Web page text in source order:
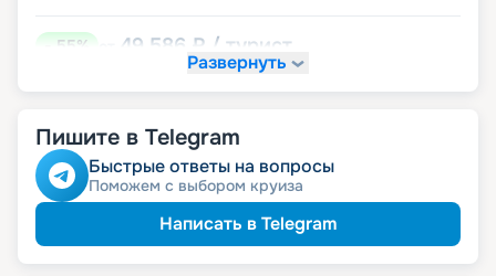
55% 49 586 ₽ / турист
размещение
93 662
Скидкадетям
-10% от 99 171 ₽/ турист
именинникам
Скидка
Развернуть
Пишите в Telegram
Быстрые ответы на вопросы
Поможем с выбором круиза
Написать в Telegram